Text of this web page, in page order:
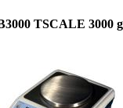
TSCALE 3000